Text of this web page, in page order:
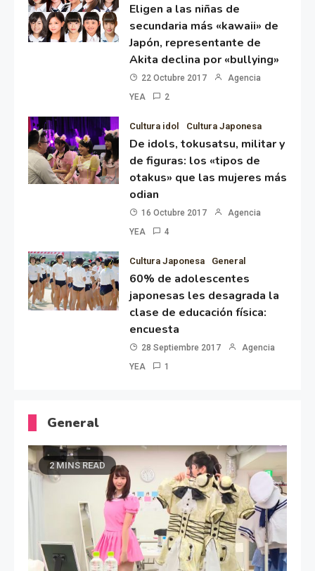
Eligen a las niñas de
secundaria más «kawaii» de
Japón, representante de
Akita declina por «bullying»
22 Octubre 2017
Agencia
YEA
2
Cultura idol Cultura Japonesa
De idols, tokusatsu, militar y
de figuras: los «tipos de
otakus» que las mujeres más
odian
16 Octubre 2017
Agencia
YEA
4
Cultura Japonesa General
60% de adolescentes
japonesas les desagrada la
clase de educación física:
encuesta
28 Septiembre 2017
Agencia
YEA
1
General
2 MINS READ